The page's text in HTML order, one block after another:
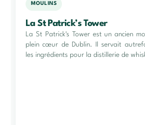
MOULINS
La St Patrick’s Tower
La St Patrick's Tower est un ancien
plein cœur de Dublin. Il servait
les ingrédients pour la distillerie de